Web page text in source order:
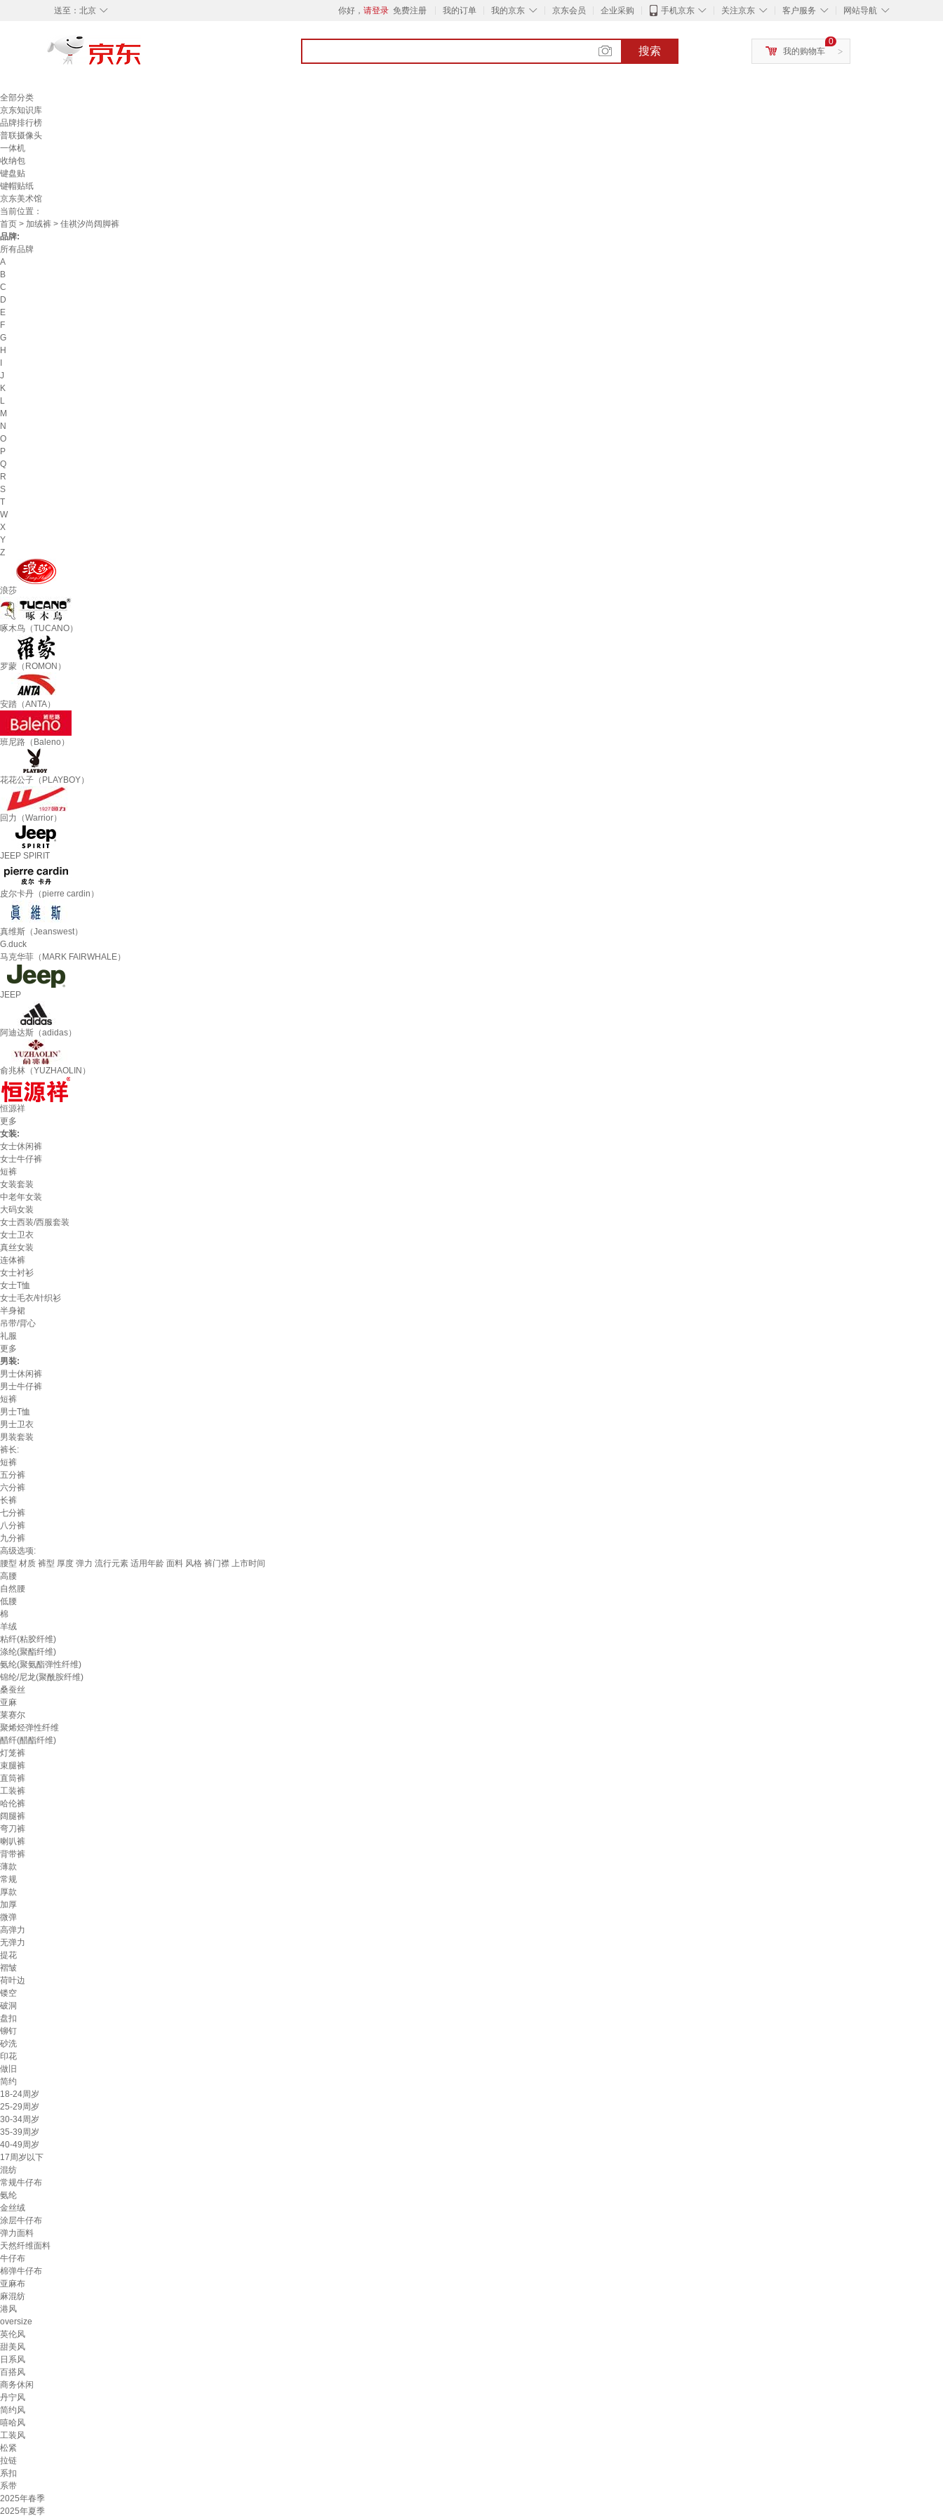
◇
送至： 北京 你好， 请登录 免费注册 我的订单 ◇
我的京东 京东会员 企业采购 ◇
手机京东 ◇
关注京东 ◇
客户服务 ◇
网站导航
搜索 >
0
我的购物车
全部分类
京东知识库
品牌排行榜
普联摄像头
一体机
收纳包
键盘贴
键帽贴纸
京东美术馆
当前位置：
首页 > 加绒裤 > 佳祺汐尚阔脚裤
品牌:
所有品牌
A
B
C
D
E
F
G
H
J
K
L
M
N
O
P
Q
R
S
T
W
X
Y
Z
浪莎
啄木鸟（TUCANO）
罗蒙（ROMON）
安踏（ANTA）
班尼路（Baleno）
花花公子（PLAYBOY）
回力（Warrior）
JEEP SPIRIT
皮尔卡丹（pierre cardin）
真维斯（Jeanswest）
G.duck
马克华菲（MARK FAIRWHALE）
JEEP
阿迪达斯（adidas）
俞兆林（YUZHAOLIN）
恒源祥
更多
女装:
女士休闲裤
女士牛仔裤
短裤
女装套装
中老年女装
大码女装
女士西装/西服套装
女士卫衣
真丝女装
连体裤
女士衬衫
女士T恤
女士毛衣/针织衫
半身裙
吊带/背心
礼服
更多
男装:
男士休闲裤
男士牛仔裤
短裤
男士T恤
男士卫衣
男装套装
裤长:
短裤
五分裤
六分裤
长裤
七分裤
八分裤
九分裤
高级选项:
腰型 材质 裤型 厚度 弹力 流行元素 适用年龄 面料 风格 裤门襟 上市时间
高腰
自然腰
低腰
棉
羊绒
粘纤(粘胶纤维)
涤纶(聚酯纤维)
氨纶(聚氨酯弹性纤维)
锦纶/尼龙(聚酰胺纤维)
桑蚕丝
亚麻
莱赛尔
聚烯烃弹性纤维
醋纤(醋酯纤维)
灯笼裤
束腿裤
直筒裤
工装裤
哈伦裤
阔腿裤
弯刀裤
喇叭裤
背带裤
薄款
常规
厚款
加厚
微弹
高弹力
无弹力
提花
褶皱
荷叶边
镂空
破洞
盘扣
铆钉
砂洗
印花
做旧
简约
18-24周岁
25-29周岁
30-34周岁
35-39周岁
40-49周岁
17周岁以下
混纺
常规牛仔布
氨纶
金丝绒
涂层牛仔布
弹力面料
天然纤维面料
牛仔布
棉弹牛仔布
亚麻布
麻混纺
港风
oversize
英伦风
甜美风
日系风
百搭风
商务休闲
丹宁风
简约风
嘻哈风
工装风
松紧
拉链
系扣
系带
2025年春季
2025年夏季